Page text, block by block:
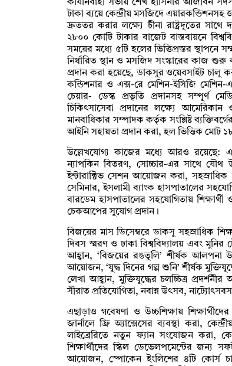
কার্যনির্বাহী সভায় শেখ হাসিনার আজীবন
টাকা ব্যয়ে কেন্দ্রীয় মসজিদে এয়ারকন্ডিশনসহ
দ্রুততর করার লক্ষ্যে চীনা রাষ্ট্রদূতের
২৮০০ কোটি টাকার বাজেট বাস্তবায়নে
সময়ের মধ্যে ৫টি হলের ভিত্তিপ্রস্তর
নির্ধারিত স্থান ও মসজিদ সংস্কারের কাজ
প্রদান করা হয়েছে, ডাকসুর ওয়েবসাইট চালু
কন্ডিশনার ও এক্স-রে মেশিন-ইসিজি
চেয়ার- ডেস্ক প্রভৃতি প্রদানসহ সম্পূর্ণ
চিকিৎসাসেবা প্রদানের লক্ষ্যে
মানবাধিকার সম্পাদক কর্তৃক সংশ্লিষ্ট
আইনি সহায়তা প্রদান করা, হল ভিত্তিক মোট
উল্লেখযোগ্য কাজের মধ্যে আরও রয়েছে:
ন্যাপকিন বিতরণ, সোচ্চার-এর সাথে
ইন্টারাক্টিভ সেশন আয়োজন করা, সহস্রাধিক
সেমিনার, ইসলামী ব্যাংক হাসপাতালের
বারডেম হাসপাতালের সহযোগিতায় শিক্ষার্থী
চেকআপের সুযোগ প্রদান।
বিজয়ের মাস ডিসেম্বরে ডাকসু সহস্রাধিক
দিবস স্মরণ ও ঢাকা বিশ্ববিদ্যালয় এবং মুনির
আহ্বান, ‘বিজয়ের রঙতুলি’ শীর্ষক আলপনা
আয়োজন, ‘যুদ্ধ দিনের গল্প শুনি’ শীর্ষক
লেখা আহ্বান, মুক্তিযুদ্ধের চলচ্চিত্র
সীরাত প্রতিযোগিতা, নবান্ন উৎসব,
এছাড়াও গবেষণা ও উচ্চশিক্ষায়
জার্নালে ফ্রি অ্যাক্সেসের ব্যবস্থা করা,
লাইব্রেরিতে নতুন ফ্যান সংযোজন করা,
শিক্ষার্থীদের স্কিল ডেভেলপমেন্টের জন্য
আয়োজন, স্পোকেন ইংলিশের ৪টি কোর্স চালু